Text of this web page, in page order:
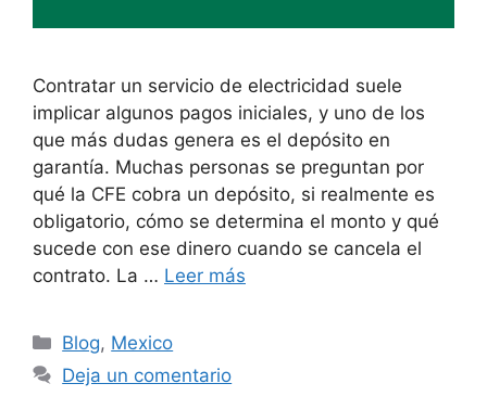
Contratar un servicio de electricidad suele
implicar algunos pagos iniciales, y uno de los
que más dudas genera es el depósito en
garantía. Muchas personas se preguntan por
qué la CFE cobra un depósito, si realmente es
obligatorio, cómo se determina el monto y qué
sucede con ese dinero cuando se cancela el
contrato. La … Leer más
Categorías
Blog, Mexico
Deja un comentario